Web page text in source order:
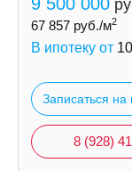
67 857 руб./м2
В ипотеку от
Записаться на
8 (928)